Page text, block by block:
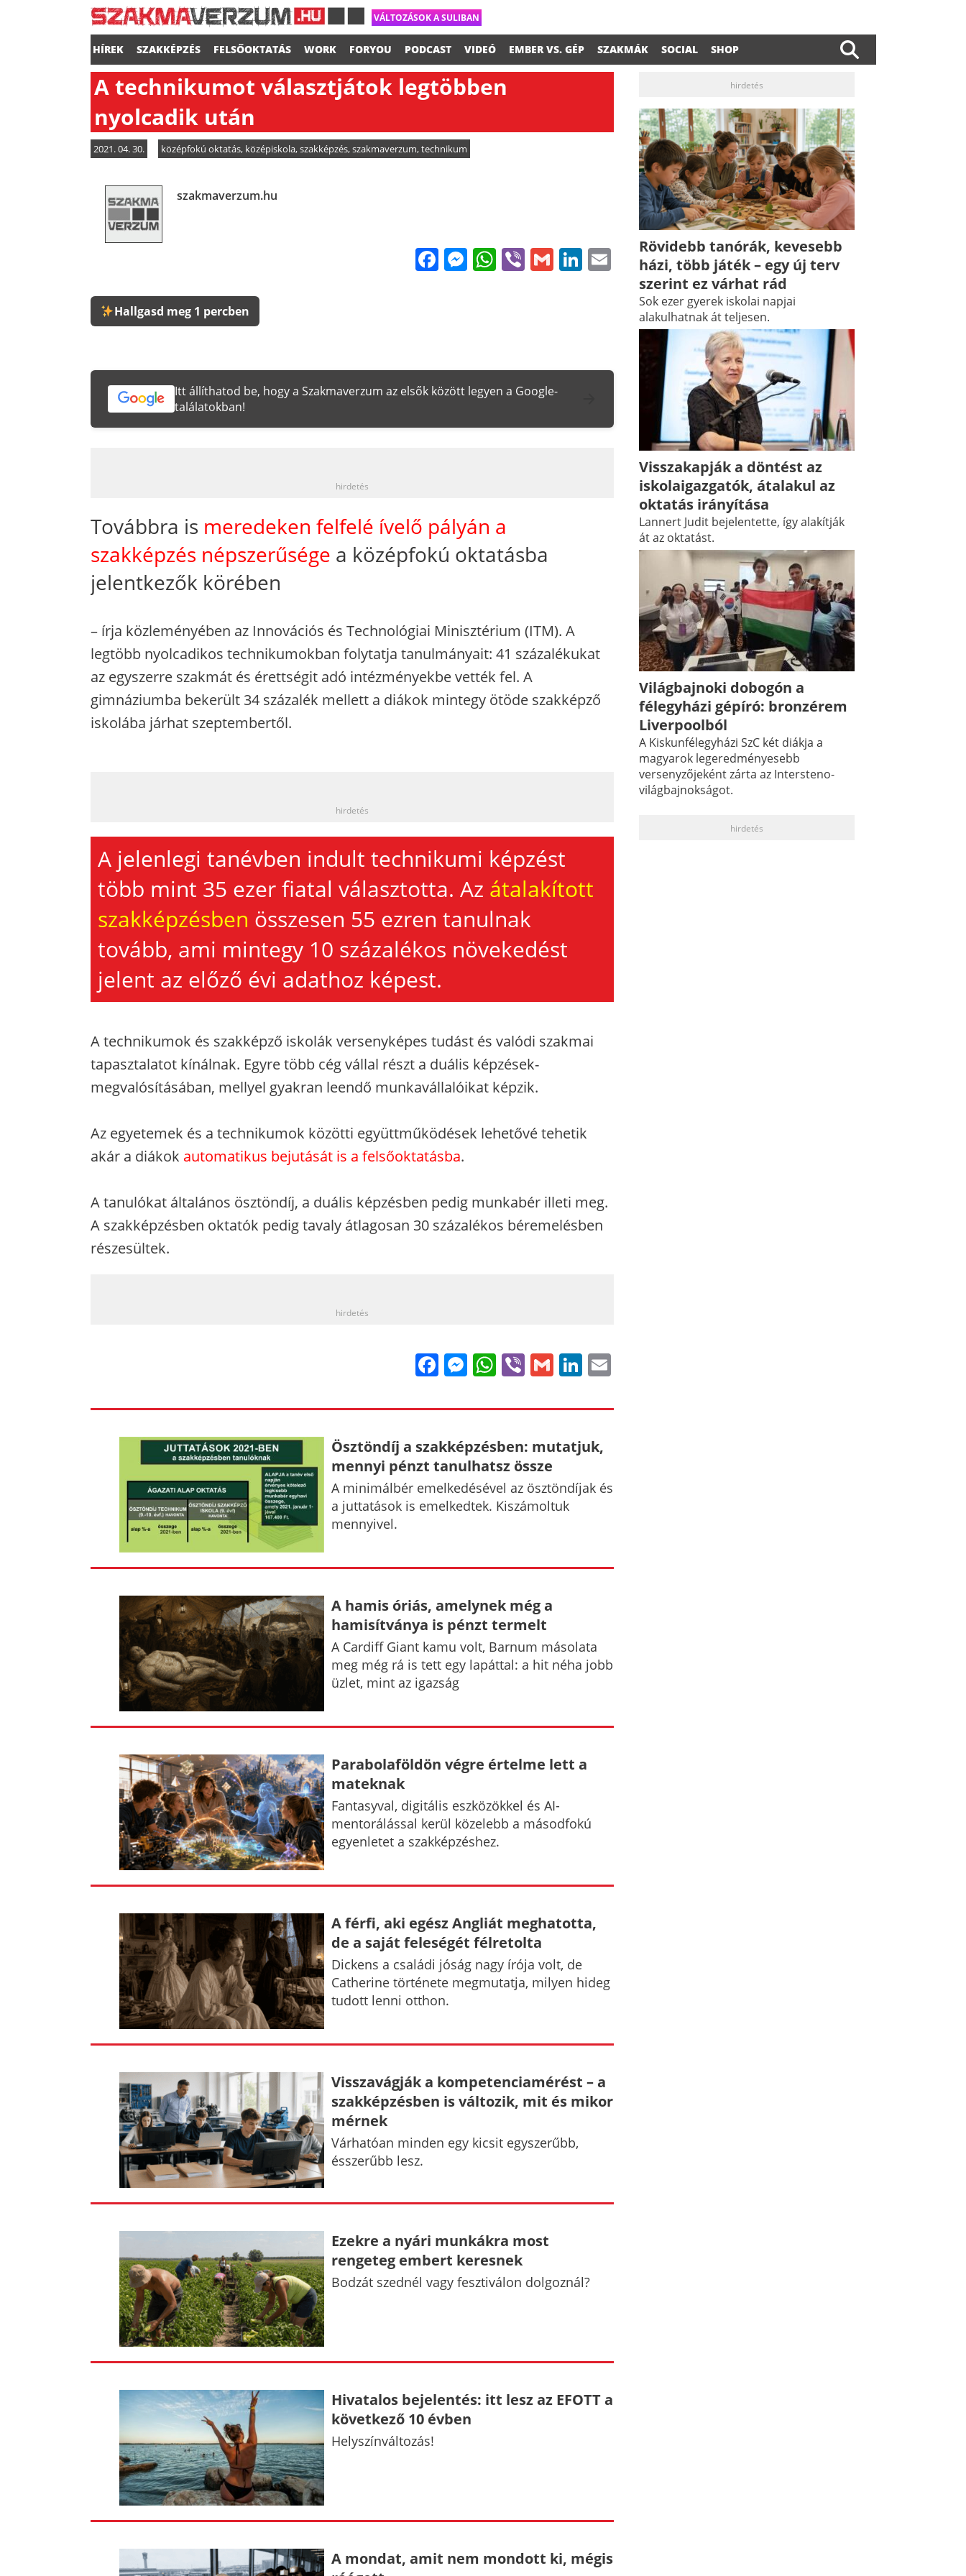
VÁLTOZÁSOK A SULIBAN
HÍREK SZAKKÉPZÉS FELSŐOKTATÁS WORK FORYOU PODCAST VIDEÓ EMBER VS. GÉP SZAKMÁK SOCIAL SHOP
A technikumot választjátok legtöbben
nyolcadik után
2021. 04. 30. középfokú oktatás, középiskola,szakképzés,szakmaverzum,technikum
szakmaverzum.hu
Facebook
Messenger
WhatsApp
ViberGmailLinkedIn
Email
Hallgasd meg 1 percben
Itt állíthatod be, hogy a Szakmaverzum az elsők között legyen a Google-
találatokban!
hirdetés
Továbbra is meredeken felfelé ívelő pályán a
szakképzés népszerűsége a középfokú oktatásba
jelentkezők körében
– írja közleményében az Innovációs és Technológiai Minisztérium (ITM). A
legtöbb nyolcadikos technikumokban folytatja tanulmányait: 41 százalékukat
az egyszerre szakmát és érettségit adó intézményekbe vették fel. A
gimnáziumba bekerült 34 százalék mellett a diákok mintegy ötöde szakképző
iskolába járhat szeptembertől.
hirdetés
A jelenlegi tanévben indult technikumi képzést
több mint 35 ezer fiatal választotta. Az átalakított
szakképzésben összesen 55 ezren tanulnak
tovább, ami mintegy 10 százalékos növekedést
jelent az előző évi adathoz képest.
A technikumok és szakképző iskolák versenyképes tudást és valódi szakmai
tapasztalatot kínálnak. Egyre több cég vállal részt a duális képzések-
megvalósításában, mellyel gyakran leendő munkavállalóikat képzik.
Az egyetemek és a technikumok közötti együttműködések lehetővé tehetik
akár a diákok automatikus bejutását is a felsőoktatásba.
A tanulókat általános ösztöndíj, a duális képzésben pedig munkabér illeti meg.
A szakképzésben oktatók pedig tavaly átlagosan 30 százalékos béremelésben
részesültek.
hirdetés
Facebook
Messenger
WhatsApp
ViberGmailLinkedIn
Email
Ösztöndíj a szakképzésben: mutatjuk,
mennyi pénzt tanulhatsz össze
A minimálbér emelkedésével az ösztöndíjak és
a juttatások is emelkedtek. Kiszámoltuk
mennyivel.
A hamis óriás, amelynek még a
hamisítványa is pénzt termelt
A Cardiff Giant kamu volt, Barnum másolata
meg még rá is tett egy lapáttal: a hit néha jobb
üzlet, mint az igazság
Parabolaföldön végre értelme lett a
mateknak
Fantasyval, digitális eszközökkel és AI-
mentorálással kerül közelebb a másodfokú
egyenletet a szakképzéshez.
A férfi, aki egész Angliát meghatotta,
de a saját feleségét félretolta
Dickens a családi jóság nagy írója volt, de
Catherine története megmutatja, milyen hideg
tudott lenni otthon.
Visszavágják a kompetenciamérést – a
szakképzésben is változik, mit és mikor
mérnek
Várhatóan minden egy kicsit egyszerűbb,
ésszerűbb lesz.
Ezekre a nyári munkákra most
rengeteg embert keresnek
Bodzát szednél vagy fesztiválon dolgoznál?
Hivatalos bejelentés: itt lesz az EFOTT a
következő 10 évben
Helyszínváltozás!
A mondat, amit nem mondott ki, mégis
hirdetés
Rövidebb tanórák, kevesebb
házi, több játék – egy új terv
szerint ez várhat rád
Sok ezer gyerek iskolai napjai
alakulhatnak át teljesen.
Visszakapják a döntést az
iskolaigazgatók, átalakul az
oktatás irányítása
Lannert Judit bejelentette, így alakítják
át az oktatást.
Világbajnoki dobogón a
félegyházi gépíró: bronzérem
Liverpoolból
A Kiskunfélegyházi SzC két diákja a
magyarok legeredményesebb
versenyzőjeként zárta az Intersteno-
világbajnokságot.
hirdetés